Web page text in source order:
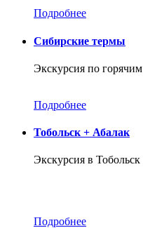
Подробнее
Сибирские термы
Экскурсия по
Подробнее
Тобольск + Абалак
Экскурсия в
Подробнее